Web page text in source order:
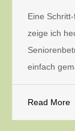
Eine
zeige ich
einfach
Read More